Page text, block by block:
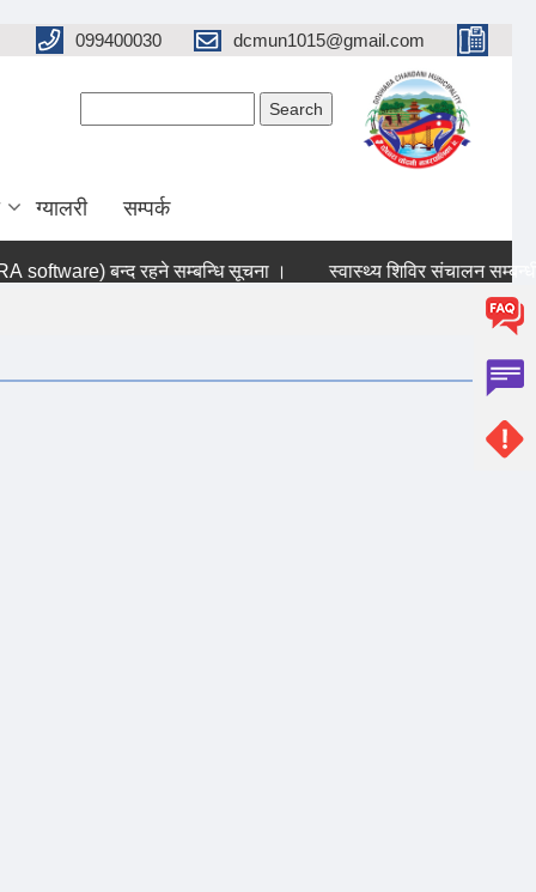
099400030 dcmun1015@gmail.com
ग्यालरी सम्पर्क
बन्द रहने सम्बन्धि सूचना । स्वास्थ्य शिविर संचालन सम्बन्धी